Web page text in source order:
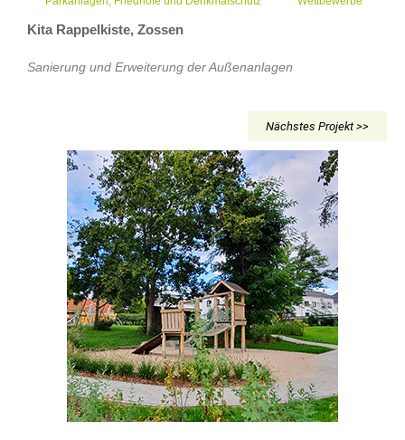
Kita Rappelkiste, Zossen
Sanierung und Erweiterung der Außenanlagen
Nächstes Projekt >>